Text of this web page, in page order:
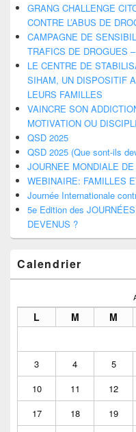
GRANG CHALLENGE
CONTRE L’ABUS DE
CAMPAGNE DE
TRAFICS DE DROGUES
LE CENTRE DE
SIHAM, UN DISPOSITIF
LEURS FAMILLES
VAINCRE SON
MOTIVATION OU
QSD 2025
QSD 2025 (Que sont-ils
JOURNEE MONDIALE
WEBINAIRE: FAMILLES
Journée Internationale
5e Edition des
DEVENUS ?
Calendrier
L M M
3
4 5
10
11 12
17
18 19